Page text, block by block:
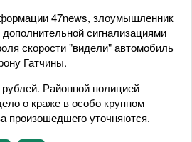
47news, злоумышленник
сигнализациями
скорости "видели" автомобиль
Гатчины.
Районной полицией
о краже в особо крупном
произошедшего уточняются.